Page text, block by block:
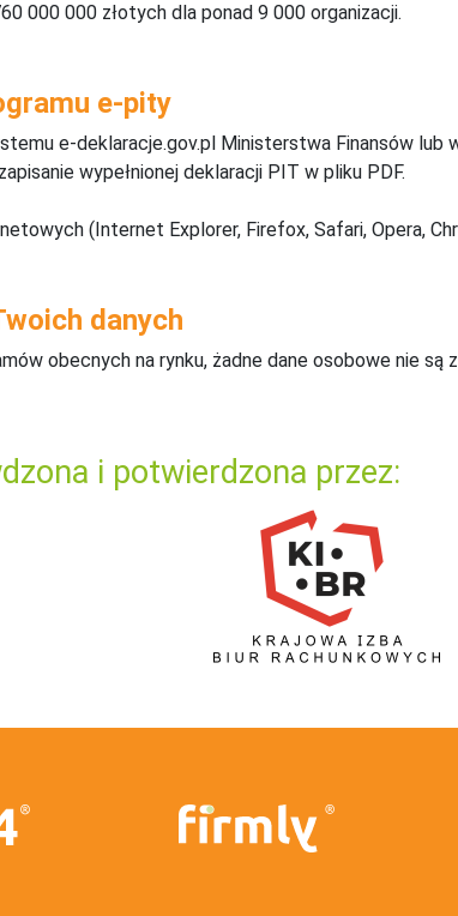
000 000 złotych dla ponad 9 000 organizacji.
e-pity
e-deklaracje.gov.pl Ministerstwa Finansów lub
wypełnionej deklaracji PIT w pliku PDF.
(Internet Explorer, Firefox, Safari, Opera,
danych
obecnych na rynku, żadne dane osobowe nie są
i potwierdzona przez: